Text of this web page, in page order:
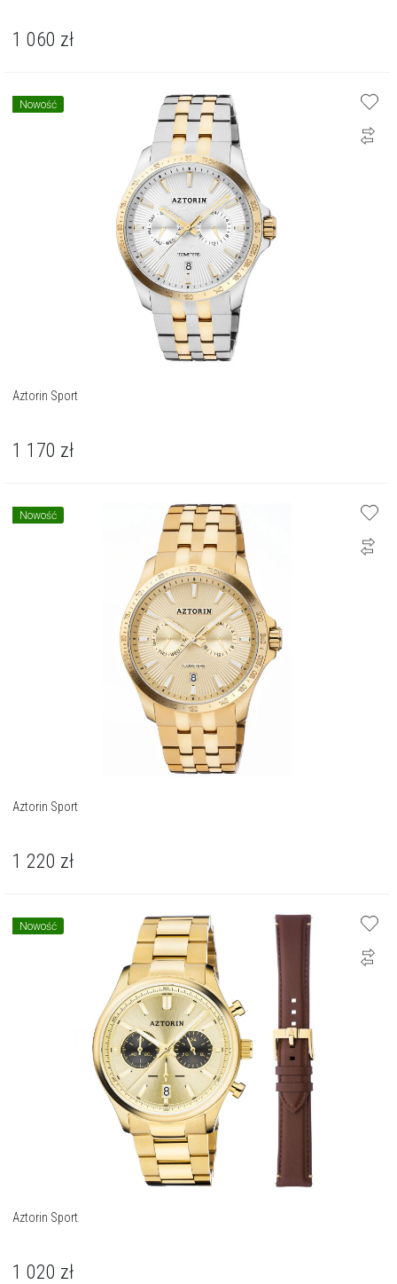
1 060 zł
Nowość
Aztorin Sport
1 170 zł
Nowość
Aztorin Sport
1 220 zł
Nowość
Aztorin Sport
1 020 zł